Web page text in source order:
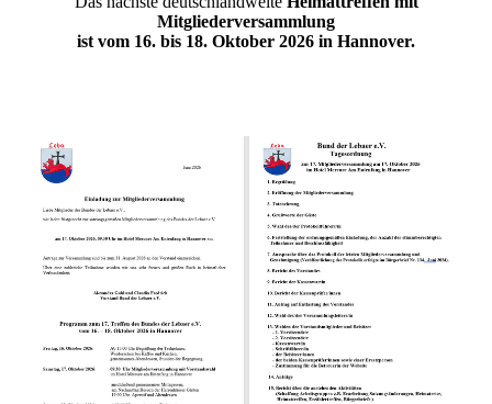
Mitgliederversammlung
ist vom 16. bis 18. Oktober 2026 in Hannover.